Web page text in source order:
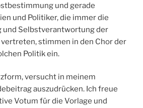
und gerade
und Politiker, die immer die
Selbstverantwortung der
stimmen in den Chor der
Politik ein.
versucht in meinem
auszudrücken. Ich freue
Votum für die Vorlage und